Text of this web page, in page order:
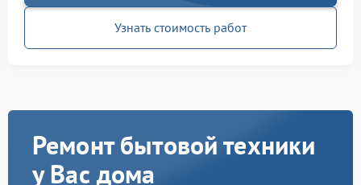
Узнать стоимость работ
Ремонт бытовой техники
у Вас дома